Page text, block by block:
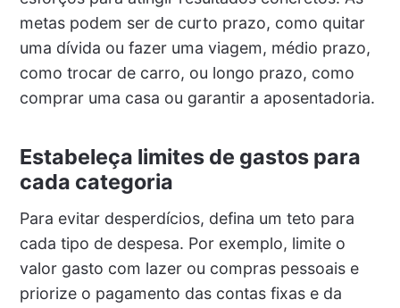
metas podem ser de curto prazo, como quitar
uma dívida ou fazer uma viagem, médio prazo,
como trocar de carro, ou longo prazo, como
comprar uma casa ou garantir a aposentadoria.
Estabeleça limites de gastos para
cada categoria
Para evitar desperdícios, defina um teto para
cada tipo de despesa. Por exemplo, limite o
valor gasto com lazer ou compras pessoais e
priorize o pagamento das contas fixas e da